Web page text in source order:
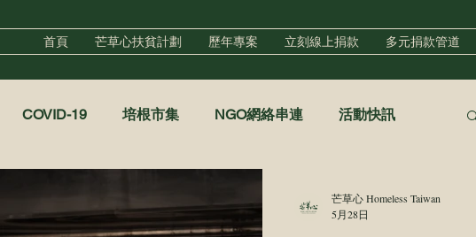
首頁 芒草心扶貧計劃 歷年專案 立刻線上捐款 多元捐款管道
COVID-19 培根市集 NGO網絡串連 活動快訊
芒草心 Homeless Taiwan
5月28日